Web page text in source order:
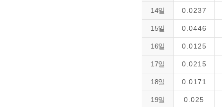
14일 0.0237
15일 0.0446
16일 0.0125
17일 0.0215
18일 0.0171
19일 0.025